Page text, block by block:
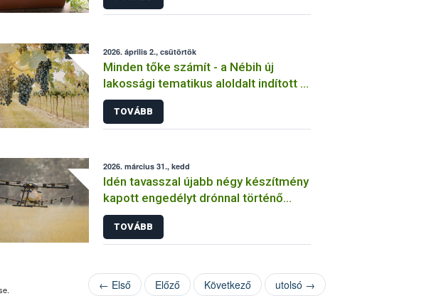
2026. április 2., csütörtök
Minden tőke számít - a Nébih új
lakossági tematikus aloldalt indított a
szőlő aranyszínű sárgaság betegség
megfékezése érdekében
TOVÁBB
2026. március 31., kedd
Idén tavasszal újabb négy készítmény
kapott engedélyt drónnal történő
kijuttatásra
TOVÁBB
← Első Előző Következő utolsó →